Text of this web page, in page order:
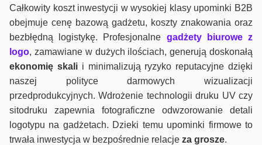
Całkowity koszt inwestycji w wysokiej klasy upominki B2B
obejmuje cenę bazową gadżetu, koszty znakowania oraz
bezbłędną logistykę. Profesjonalne gadżety biurowe z
logo, zamawiane w dużych ilościach, generują doskonałą
ekonomię skalii minimalizują ryzyko reputacyjne dzięki
naszej polityce darmowych wizualizacji
przedprodukcyjnych. Wdrożenie technologii druku UV czy
sitodruku zapewnia fotograficzne odwzorowanie detali
logotypu na gadżetach. Dzieki temu upominki firmowe to
trwała inwestycja w bezpośrednie relacje za grosze.